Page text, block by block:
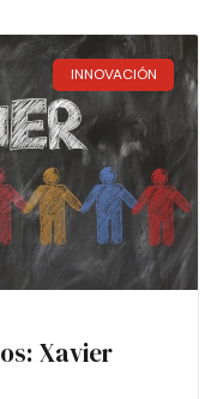
INNOVACIÓN
Xavier